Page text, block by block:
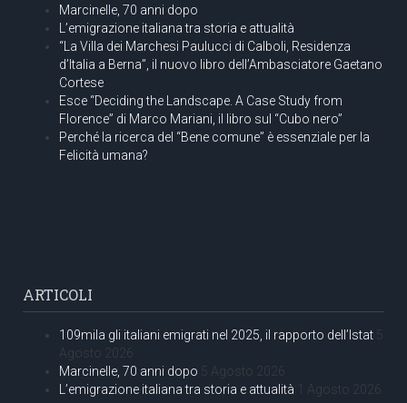
Marcinelle, 70 anni dopo
L’emigrazione italiana tra storia e attualità
“La Villa dei Marchesi Paulucci di Calboli, Residenza
d’Italia a Berna”, il nuovo libro dell’Ambasciatore Gaetano
Cortese
Esce “Deciding the Landscape. A Case Study from
Florence” di Marco Mariani, il libro sul “Cubo nero”
Perché la ricerca del “Bene comune” è essenziale per la
Felicità umana?
ARTICOLI
109mila gli italiani emigrati nel 2025, il rapporto dell’Istat 5
Agosto 2026
Marcinelle, 70 anni dopo 5 Agosto 2026
L’emigrazione italiana tra storia e attualità 1 Agosto 2026